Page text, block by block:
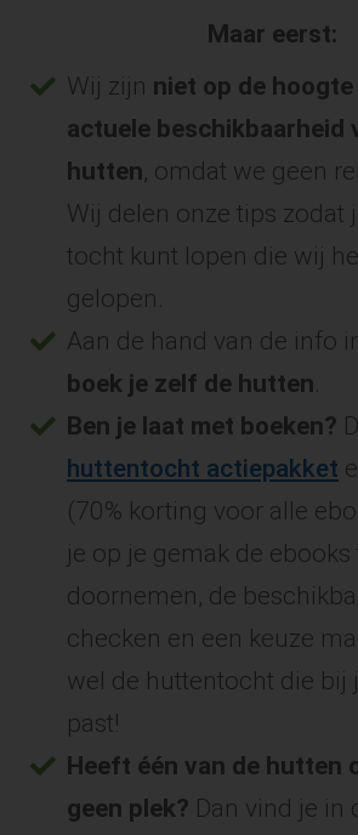
Maar eerst:
Wij zijn niet op de hoogte
actuele beschikbaarheid
hutten, omdat we geen
Wij delen onze tips zodat
tocht kunt lopen die wij
gelopen.
Aan de hand van de info
boek je zelf de hutten.
Ben je laat met boeken?
huttentocht actiepakket
(70% korting voor alle
je op je gemak de
doornemen, de
checken en een keuze
wel de huttentocht die bij
past!
Heeft één van de hutten
geen plek? Dan vind je in